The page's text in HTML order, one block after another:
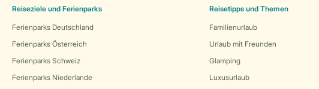
Reiseziele und Ferienparks
Ferienparks Deutschland
Ferienparks Österreich
Ferienparks Schweiz
Ferienparks Niederlande
Reisetipps und Themen
Familienurlaub
Urlaub mit Freunden
Glamping
Luxusurlaub